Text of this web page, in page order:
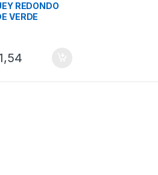
REDONDO
VERDE